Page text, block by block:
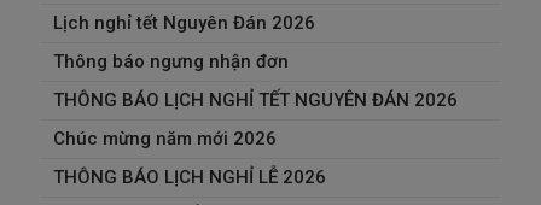
Lịch nghỉ tết Nguyên Đán 2026
Thông báo ngưng nhận đơn
THÔNG BÁO LỊCH NGHỈ TẾT NGUYÊN ĐÁN 2026
Chúc mừng năm mới 2026
THÔNG BÁO LỊCH NGHỈ LỄ 2026